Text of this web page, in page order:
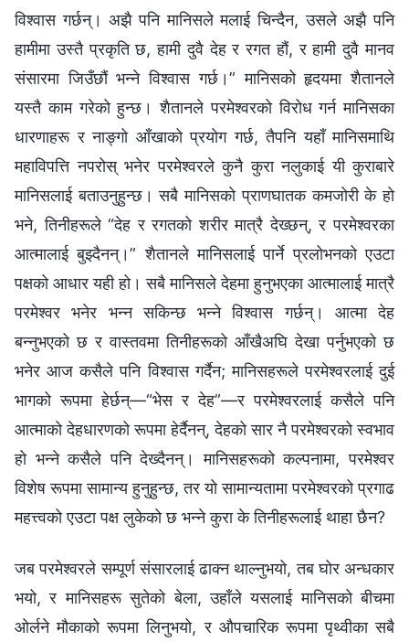
विश्‍वास गर्छन्। अझै पनि मानिसले मलाई चिन्दैन, उसले अझै पनि
हामीमा उस्तै प्रकृति छ, हामी दुवै देह र रगत हौं, र हामी दुवै मानव
संसारमा जिउँछौं भन्‍ने विश्‍वास गर्छ।” मानिसको हृदयमा शैतानले
यस्तै काम गरेको हुन्छ। शैतानले परमेश्‍वरको विरोध गर्न मानिसका
धारणाहरू र नाङ्गो आँखाको प्रयोग गर्छ, तैपनि यहाँ मानिसमाथि
महाविपत्ति नपरोस् भनेर परमेश्‍वरले कुनै कुरा नलुकाई यी कुराबारे
मानिसलाई बताउनुहुन्छ। सबै मानिसको प्राणघातक कमजोरी के हो
भने, तिनीहरूले “देह र रगतको शरीर मात्रै देख्छन्, र परमेश्‍वरका
आत्मालाई बुझ्दैनन्।” शैतानले मानिसलाई पार्ने प्रलोभनको एउटा
पक्षको आधार यही हो। सबै मानिसले देहमा हुनुभएका आत्मालाई मात्रै
परमेश्‍वर भनेर भन्न सकिन्छ भन्‍ने विश्‍वास गर्छन्। आत्मा देह
बन्नुभएको छ र वास्तवमा तिनीहरूको आँखैअघि देखा पर्नुभएको छ
भनेर आज कसैले पनि विश्‍वास गर्दैन; मानिसहरूले परमेश्‍वरलाई दुई
भागको रूपमा हेर्छन्—“भेस र देह”—र परमेश्‍वरलाई कसैले पनि
आत्माको देहधारणको रूपमा हेर्दैनन्, देहको सार नै परमेश्‍वरको स्वभाव
हो भन्‍ने कसैले पनि देख्दैनन्। मानिसहरूको कल्पनामा, परमेश्‍वर
विशेष रूपमा सामान्य हुनुहुन्छ, तर यो सामान्यतामा परमेश्‍वरको प्रगाढ
महत्त्वको एउटा पक्ष लुकेको छ भन्‍ने कुरा के तिनीहरूलाई थाहा छैन?
जब परमेश्‍वरले सम्पूर्ण संसारलाई ढाक्न थाल्नुभयो, तब घोर अन्धकार
भयो, र मानिसहरू सुतेको बेला, उहाँले यसलाई मानिसको बीचमा
ओर्लने मौकाको रूपमा लिनुभयो, र औपचारिक रूपमा पृथ्वीका सबै